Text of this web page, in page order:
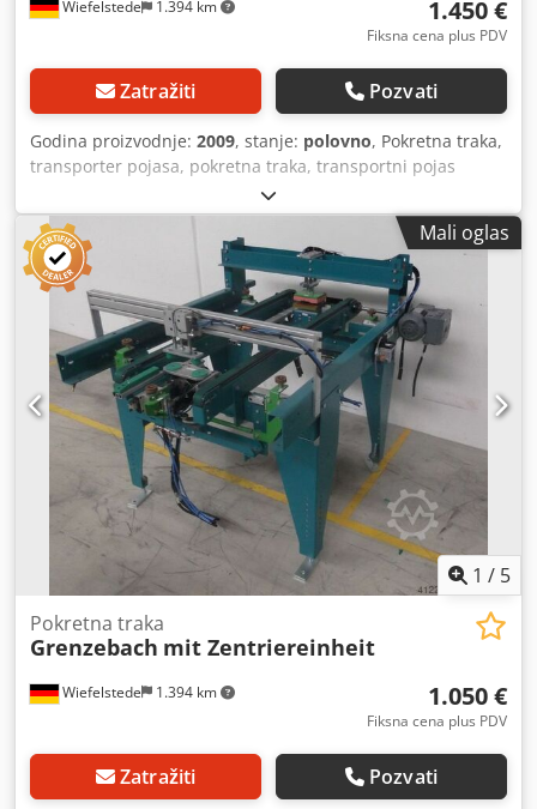
Wiefelstede 1.394 km 1.450 €
Fiksna cena plus PDV
Zatražiti Pozvati
Godina proizvodnje: 2009, stanje: polovno, Pokretna traka,
transporter pojasa, pokretna traka, transportni pojas
Chodpfx Absb A Tfhs Esa - Pneumatski vođena centralnom
jedinicom - sa jedinicom za podizanje -Širina kaiša: 2x 30
mm -Širina: podesiva Dužina pokretnog pojasa: 1950 mm -
sa frekventnim konvertorom u menjaču -Drive: 0.075-0.37
kW Brzina: 14-72 obrtaja -Visina: podesivo Dimenzije:
1950/1120/H960 mm -Težina: približno 300 kg
Mali oglas
1 / 5
Wiefelstede 1.394 km
Pokretna traka
Grenzebach mit Zentriereinheit
1.050 €
Fiksna cena plus PDV
Zatražiti Pozvati